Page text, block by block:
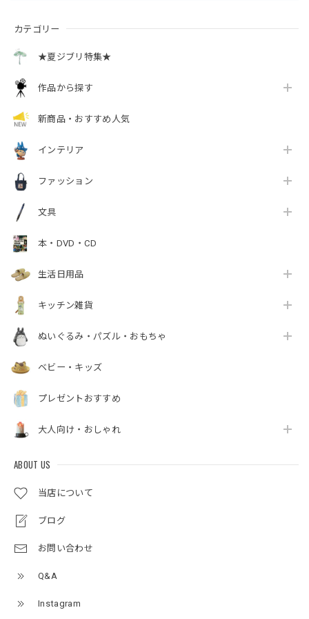
カテゴリー
★夏ジブリ特集★
作品から探す
新商品・おすすめ人気
インテリア
ファッション
文具
本・DVD・CD
生活日用品
キッチン雑貨
ぬいぐるみ・パズル・おもちゃ
ベビー・キッズ
プレゼントおすすめ
大人向け・おしゃれ
ABOUT US
当店について
ブログ
お問い合わせ
Q&A
Instagram